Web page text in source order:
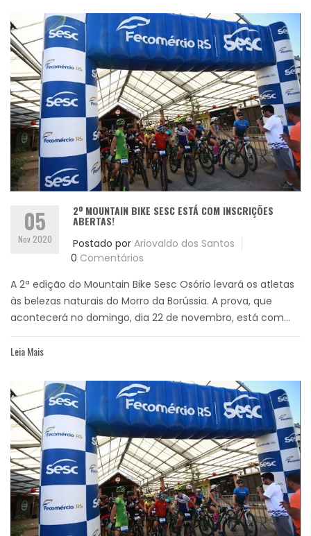
05
Nov 2020
2º MOUNTAIN BIKE SESC ESTÁ COM INSCRIÇÕES
ABERTAS!
Postado por Ariovaldo dos Santos
0 Comentários
A 2ª edição do Mountain Bike Sesc Osório levará os atletas
às belezas naturais do Morro da Borússia. A prova, que
acontecerá no domingo, dia 22 de novembro, está com...
Leia Mais